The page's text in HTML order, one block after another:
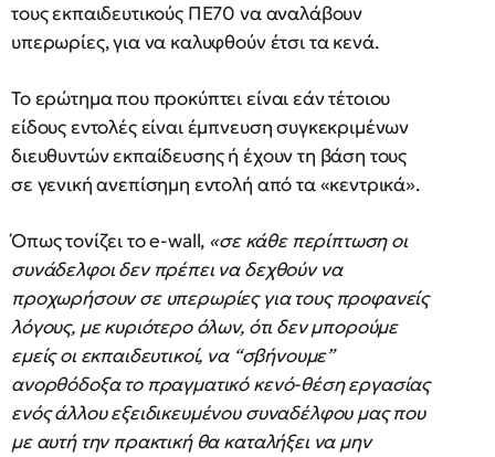
τους εκπαιδευτικούς ΠΕ70 να αναλάβουν
υπερωρίες, για να καλυφθούν έτσι τα κενά.
Το ερώτημα που προκύπτει είναι εάν τέτοιου
είδους εντολές είναι έμπνευση συγκεκριμένων
διευθυντών εκπαίδευσης ή έχουν τη βάση τους
σε γενική ανεπίσημη εντολή από τα «κεντρικά».
Όπως τονίζει το e-wall, «σε κάθε περίπτωση οι
συνάδελφοι δεν πρέπει να δεχθούν να
προχωρήσουν σε υπερωρίες για τους προφανείς
λόγους, με κυριότερο όλων, ότι δεν μπορούμε
εμείς οι εκπαιδευτικοί, να “σβήνουμε”
ανορθόδοξα το πραγματικό κενό-θέση εργασίας
ενός άλλου εξειδικευμένου συναδέλφου μας που
με αυτή την πρακτική θα καταλήξει να μην